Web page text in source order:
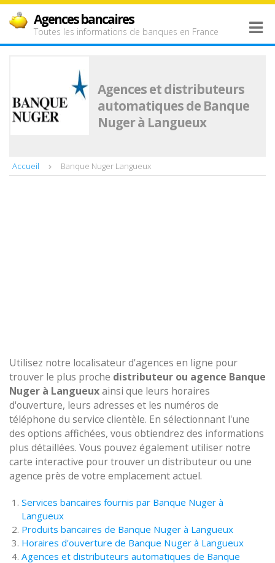
Agences bancaires
Toutes les informations de banques en France
Agences et distributeurs
automatiques de Banque
Nuger à Langueux
Accueil Banque Nuger Langueux
Utilisez notre localisateur d'agences en ligne pour
trouver le plus proche distributeur ou agence Banque
Nuger à Langueuxainsi que leurs horaires
d'ouverture, leurs adresses et les numéros de
téléphone du service clientèle. En sélectionnant l'une
des options affichées, vous obtiendrez des informations
plus détaillées. Vous pouvez également utiliser notre
carte interactive pour trouver un distributeur ou une
agence près de votre emplacement actuel.
Services bancaires fournis par Banque Nuger à
Langueux
Produits bancaires de Banque Nuger à Langueux
Horaires d'ouverture de Banque Nuger à Langueux
Agences et distributeurs automatiques de Banque